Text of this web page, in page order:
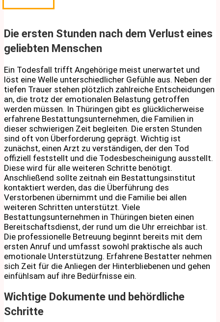
Die ersten Stunden nach dem Verlust eines
geliebten Menschen
Ein Todesfall trifft Angehörige meist unerwartet und
löst eine Welle unterschiedlicher Gefühle aus. Neben der
tiefen Trauer stehen plötzlich zahlreiche Entscheidungen
an, die trotz der emotionalen Belastung getroffen
werden müssen. In Thüringen gibt es glücklicherweise
erfahrene Bestattungsunternehmen, die Familien in
dieser schwierigen Zeit begleiten. Die ersten Stunden
sind oft von Überforderung geprägt. Wichtig ist
zunächst, einen Arzt zu verständigen, der den Tod
offiziell feststellt und die Todesbescheinigung ausstellt.
Diese wird für alle weiteren Schritte benötigt.
Anschließend sollte zeitnah ein Bestattungsinstitut
kontaktiert werden, das die Überführung des
Verstorbenen übernimmt und die Familie bei allen
weiteren Schritten unterstützt. Viele
Bestattungsunternehmen in Thüringen bieten einen
Bereitschaftsdienst, der rund um die Uhr erreichbar ist.
Die professionelle Betreuung beginnt bereits mit dem
ersten Anruf und umfasst sowohl praktische als auch
emotionale Unterstützung. Erfahrene Bestatter nehmen
sich Zeit für die Anliegen der Hinterbliebenen und gehen
einfühlsam auf ihre Bedürfnisse ein.
Wichtige Dokumente und behördliche
Schritte